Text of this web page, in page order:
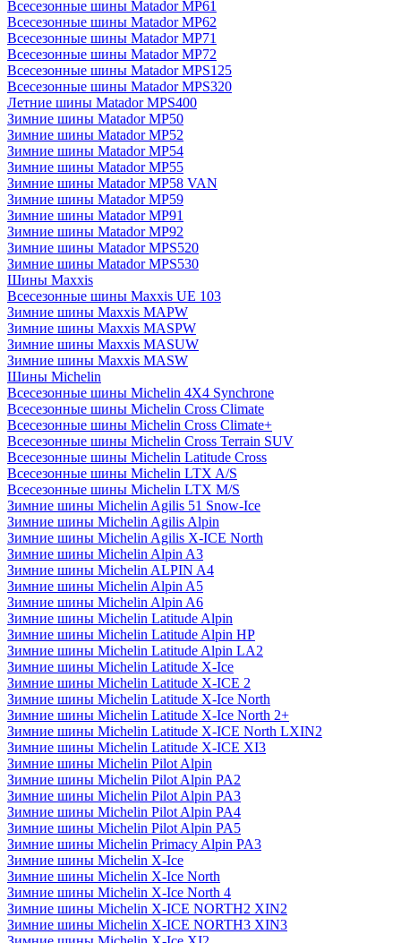
Всесезонные шины Matador MP61
Всесезонные шины Matador MP62
Всесезонные шины Matador MP71
Всесезонные шины Matador MP72
Всесезонные шины Matador MPS125
Всесезонные шины Matador MPS320
Летние шины Matador MPS400
Зимние шины Matador MP50
Зимние шины Matador MP52
Зимние шины Matador MP54
Зимние шины Matador MP55
Зимние шины Matador MP58 VAN
Зимние шины Matador MP59
Зимние шины Matador MP91
Зимние шины Matador MP92
Зимние шины Matador MPS520
Зимние шины Matador MPS530
Шины Maxxis
Всесезонные шины Maxxis UE 103
Зимние шины Maxxis MAPW
Зимние шины Maxxis MASPW
Зимние шины Maxxis MASUW
Зимние шины Maxxis MASW
Шины Michelin
Всесезонные шины Michelin 4X4 Synchrone
Всесезонные шины Michelin Cross Climate
Всесезонные шины Michelin Cross Climate+
Всесезонные шины Michelin Cross Terrain SUV
Всесезонные шины Michelin Latitude Cross
Всесезонные шины Michelin LTX A/S
Всесезонные шины Michelin LTX M/S
Зимние шины Michelin Agilis 51 Snow-Ice
Зимние шины Michelin Agilis Alpin
Зимние шины Michelin Agilis X-ICE North
Зимние шины Michelin Alpin A3
Зимние шины Michelin ALPIN A4
Зимние шины Michelin Alpin A5
Зимние шины Michelin Alpin A6
Зимние шины Michelin Latitude Alpin
Зимние шины Michelin Latitude Alpin HP
Зимние шины Michelin Latitude Alpin LA2
Зимние шины Michelin Latitude X-Ice
Зимние шины Michelin Latitude X-ICE 2
Зимние шины Michelin Latitude X-Ice North
Зимние шины Michelin Latitude X-Ice North 2+
Зимние шины Michelin Latitude X-ICE North LXIN2
Зимние шины Michelin Latitude X-ICE XI3
Зимние шины Michelin Pilot Alpin
Зимние шины Michelin Pilot Alpin PA2
Зимние шины Michelin Pilot Alpin PA3
Зимние шины Michelin Pilot Alpin PA4
Зимние шины Michelin Pilot Alpin PA5
Зимние шины Michelin Primacy Alpin PA3
Зимние шины Michelin X-Ice
Зимние шины Michelin X-Ice North
Зимние шины Michelin X-Ice North 4
Зимние шины Michelin X-ICE NORTH2 XIN2
Зимние шины Michelin X-ICE NORTH3 XIN3